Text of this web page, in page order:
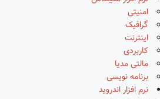
امنیتی
گرافیک
اینترنت
کاربردی
مالتی مدیا
برنامه نویسی
نرم افزار اندروید